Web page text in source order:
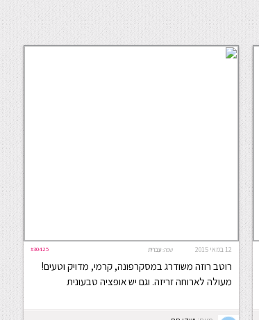
12 במאי 2015 #30425 שפה: עברית
רוטב רוזה משודרג במסקרפונה, קרמי, מדויק וטעים!
מעולה לארוחה זריזה. וגם יש אופציה טבעונית